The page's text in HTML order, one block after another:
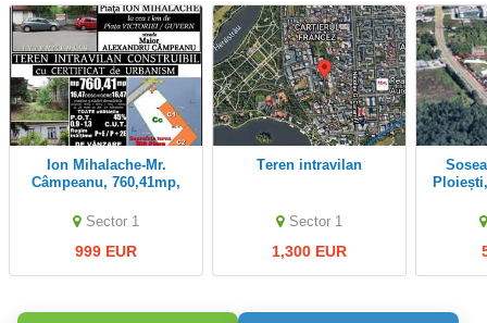
Ion Mihalache-Mr.
Câmpeanu, 760,41mp,
urbanism
Sector 1
999 EUR
Teren intravilan
Sector 1
1,300 EUR
Soseaua București -
teren